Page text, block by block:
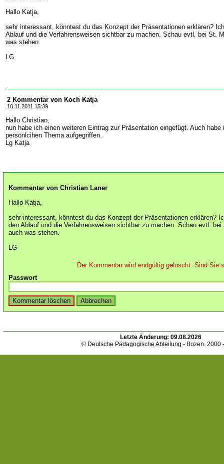
Hallo Katja,
sehr interessant, könntest du das Konzept der Präsentationen erklären?
Ablauf und die Verfahrensweisen sichtbar zu machen. Schau evtl. bei St.
was stehen.
LG
2 Kommentar von Koch Katja
10.11.2011 15:39
Hallo Christian,
nun habe ich einen weiteren Eintrag zur Präsentation eingefügt. Auch
persönlcihen Thema aufgegriffen.
Lg Katja
Kommentar von Christian Laner
Hallo Katja,
sehr interessant, könntest du das Konzept der Präsentationen erklären?
den Ablauf und die Verfahrensweisen sichtbar zu machen. Schau evtl.
auch was stehen.
LG
Der Kommentar wird endgültig gelöscht. Sind Sie
Passwort
Letzte Änderung: 09.08.2026
© Deutsche Pädagogische Abteilung - Bozen. 2000